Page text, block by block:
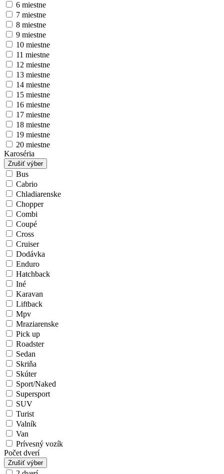
6 miestne
7 miestne
8 miestne
9 miestne
10 miestne
11 miestne
12 miestne
13 miestne
14 miestne
15 miestne
16 miestne
17 miestne
18 miestne
19 miestne
20 miestne
Karoséria
Zrušiť výber
Bus
Cabrio
Chladiarenske
Chopper
Combi
Coupé
Cross
Cruiser
Dodávka
Enduro
Hatchback
Iné
Karavan
Liftback
Mpv
Mraziarenske
Pick up
Roadster
Sedan
Skriňa
Skúter
Sport/Naked
Supersport
SUV
Turist
Valník
Van
Prívesný vozík
Počet dverí
Zrušiť výber